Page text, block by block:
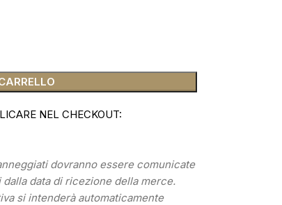
NEL CHECKOUT:
dovranno essere comunicate
data di ricezione della merce.
si intenderà automaticamente